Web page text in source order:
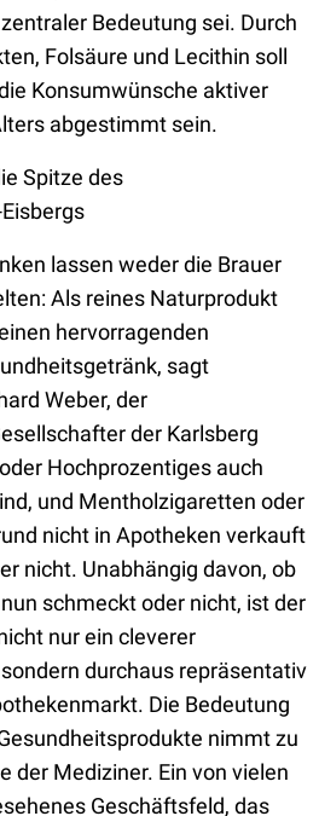
Bedeutung sei. Durch
Folsäure und Lecithin soll
Konsumwünsche aktiver
abgestimmt sein.
Spitze des
lassen weder die Brauer
Als reines Naturprodukt
hervorragenden
sagt
Weber, der
der Karlsberg
Hochprozentiges auch
und Mentholzigaretten oder
nicht in Apotheken verkauft
nicht. Unabhängig davon, ob
schmeckt oder nicht, ist der
nur ein cleverer
durchaus repräsentativ
Die Bedeutung
nimmt zu 
der Mediziner. Ein von vielen
Geschäftsfeld, das